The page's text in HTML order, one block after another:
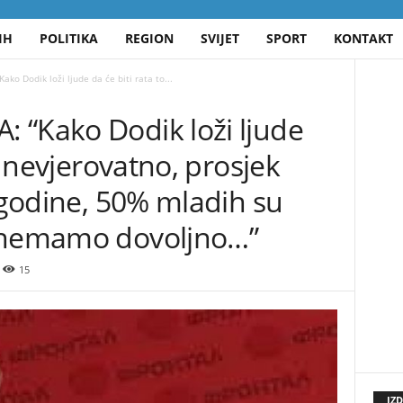
POLITIKA REGION SVIJET SPORT KONTAKT
Dodik loži ljude da će biti rata to...
“Kako Dodik loži ljude
prosjek
50% mladih su
dovoljno…”
15